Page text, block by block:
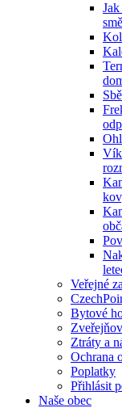
Veřejné
Bytové
Ztráty a
Ochrana
Poplatky
Přihlásit
Naše obec